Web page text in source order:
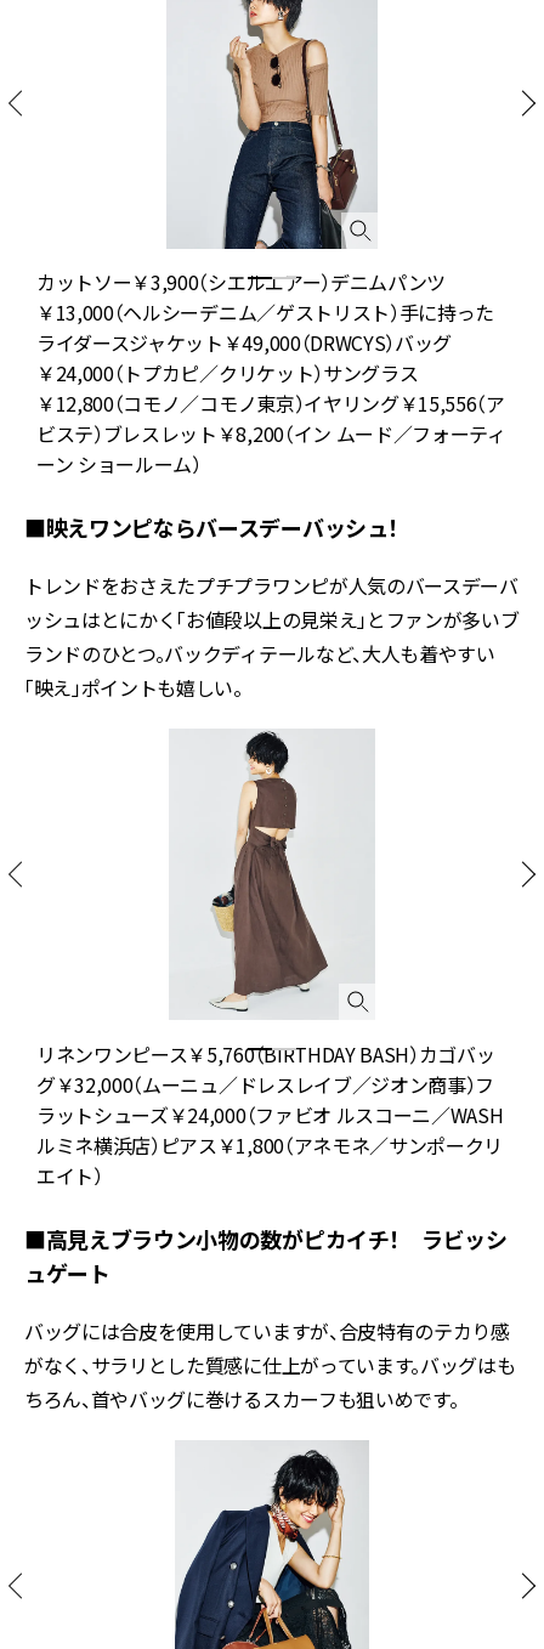
カットソー￥3,900（シエルエアー）デニムパンツ
￥13,000（ヘルシーデニム／ゲストリスト）手に持った
ライダースジャケット￥49,000（DRWCYS）バッグ
￥24,000（トプカピ／クリケット）サングラス
￥12,800（コモノ／コモノ東京）イヤリング￥15,556（ア
ビステ）ブレスレット￥8,200（イン ムード／フォーティ
ーン ショールーム）
■映えワンピならバースデーバッシュ！
トレンドをおさえたプチプラワンピが人気のバースデーバ
ッシュはとにかく「お値段以上の見栄え」とファンが多いブ
ランドのひとつ。バックディテールなど、大人も着やすい
「映え」ポイントも嬉しい。
リネンワンピース￥5,760（BIRTHDAY BASH）カゴバッ
グ￥32,000（ムーニュ／ドレスレイブ／ジオン商事）フ
ラットシューズ￥24,000（ファビオ ルスコーニ／WASH
ルミネ横浜店）ピアス￥1,800（アネモネ／サンポークリ
エイト）
■高見えブラウン小物の数がピカイチ！ ラビッシ
ュゲート
バッグには合皮を使用していますが、合皮特有のテカり感
がなく、サラリとした質感に仕上がっています。バッグはも
ちろん、首やバッグに巻けるスカーフも狙いめです。